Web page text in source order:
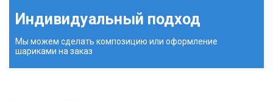
Индивидуальный подход
Мы можем сделать композицию или оформление
шариками на заказ